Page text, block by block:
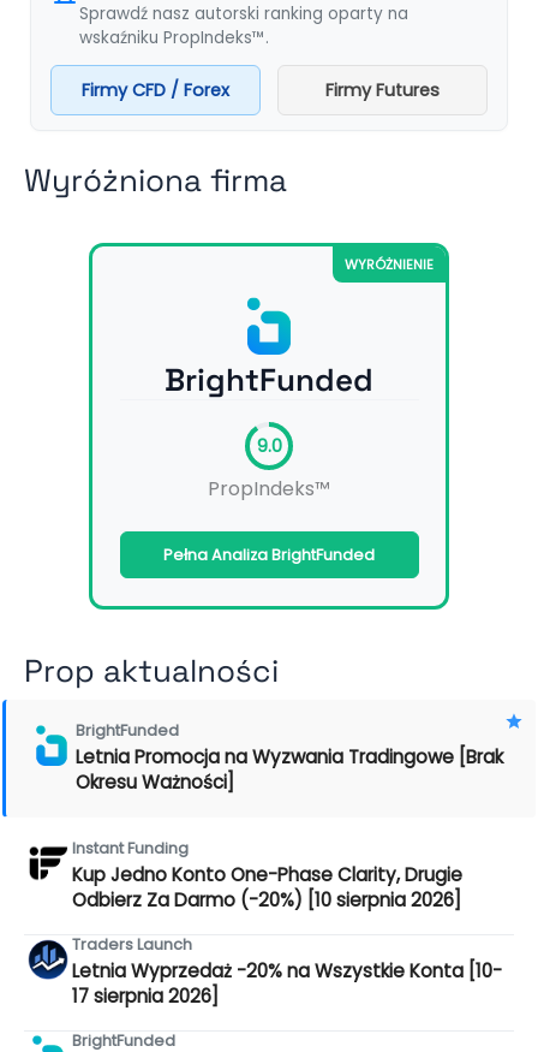
Sprawdź nasz autorski ranking oparty na
wskaźniku PropIndeks™.
Firmy CFD / Forex Firmy Futures
Wyróżniona firma
WYRÓŻNIENIE
BrightFunded
9.0
PropIndeks™
Pełna Analiza BrightFunded
Prop aktualności
BrightFunded
Letnia Promocja na Wyzwania Tradingowe [Brak
Okresu Ważności]
Instant Funding
Kup Jedno Konto One-Phase Clarity, Drugie
Odbierz Za Darmo (-20%) [10 sierpnia 2026]
Traders Launch
Letnia Wyprzedaż -20% na Wszystkie Konta [10-
17 sierpnia 2026]
BrightFunded